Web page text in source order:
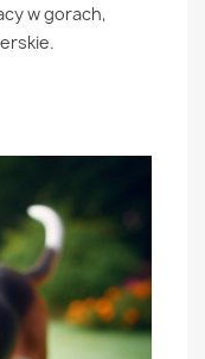
w gorach,